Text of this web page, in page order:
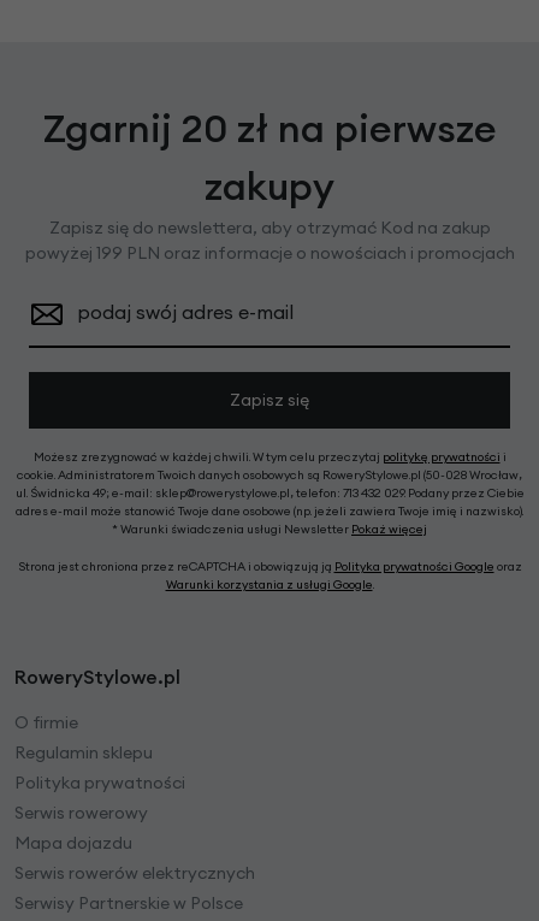
Zgarnij 20 zł na pierwsze
zakupy
Zapisz się do newslettera, aby otrzymać Kod na zakup
powyżej 199 PLN oraz informacje o nowościach i promocjach
podaj swój adres e-mail
Zapisz się
Możesz zrezygnować w każdej chwili. W tym celu przeczytaj politykę prywatności i
cookie. Administratorem Twoich danych osobowych są RoweryStylowe.pl (50-028 Wrocław,
ul. Świdnicka 49; e-mail: sklep@rowerystylowe.pl, telefon: 713 432 029. Podany przez Ciebie
adres e-mail może stanowić Twoje dane osobowe (np. jeżeli zawiera Twoje imię i nazwisko).
* Warunki świadczenia usługi Newsletter Pokaż więcej
Strona jest chroniona przez reCAPTCHA i obowiązują ją Polityka prywatności Google oraz
Warunki korzystania z usługi Google.
RoweryStylowe.pl
O firmie
Regulamin sklepu
Polityka prywatności
Serwis rowerowy
Mapa dojazdu
Serwis rowerów elektrycznych
Serwisy Partnerskie w Polsce